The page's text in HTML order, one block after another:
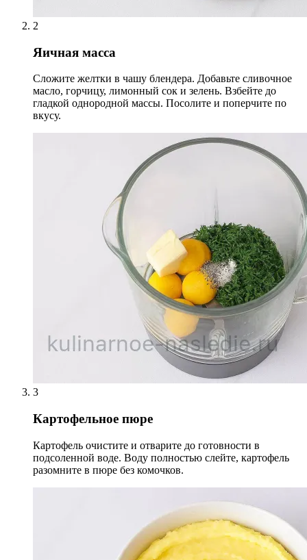
2
Яичная масса
Сложите желтки в чашу блендера. Добавьте сливочное
масло, горчицу, лимонный сок и зелень. Взбейте до
гладкой однородной массы. Посолите и поперчите по
вкусу.
3
Картофельное пюре
Картофель очистите и отварите до готовности в
подсоленной воде. Воду полностью слейте, картофель
разомните в пюре без комочков.